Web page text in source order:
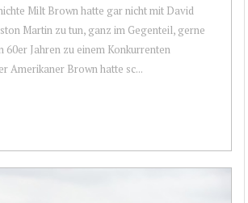
Milt Brown hatte gar nicht mit David
Martin zu tun, ganz im Gegenteil, gerne
60er Jahren zu einem Konkurrenten
Amerikaner Brown hatte sc...